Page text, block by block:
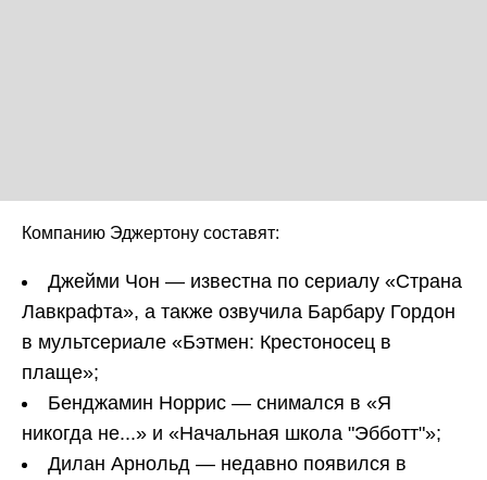
Компанию Эджертону составят:
Джейми Чон — известна по сериалу «Страна
Лавкрафта», а также озвучила Барбару Гордон
в мультсериале «Бэтмен: Крестоносец в
плаще»;
Бенджамин Норрис — снимался в «Я
никогда не...» и «Начальная школа "Эбботт"»;
Дилан Арнольд — недавно появился в